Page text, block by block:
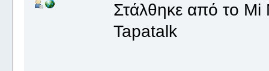
Στάλθηκε από το
Tapatalk